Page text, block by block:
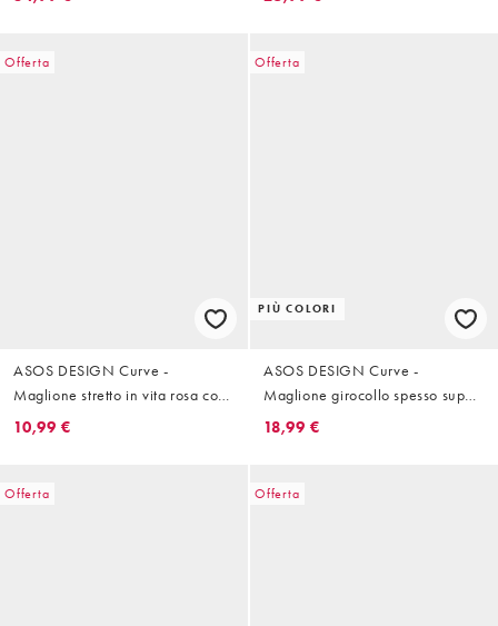
Offerta
ASOS DESIGN Curve -
Maglione stretto in vita rosa con
colletto
10,99 €
Offerta
PIÙ COLORI
ASOS DESIGN Curve -
Maglione girocollo spesso super
oversize color bordeaux con orlo
18,99 €
Offerta Offerta